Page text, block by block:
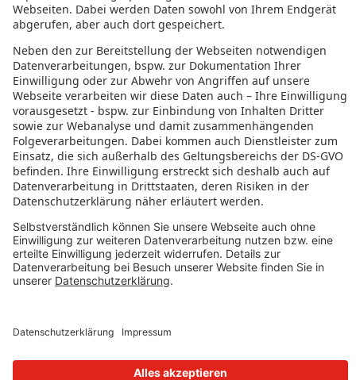
Jobs Nordamerika
Jobs Asien
RECHTLICHES
Datenschutz
Impressum
Governance
Nutzungsbedingungen
Datenschutzeinstellungen